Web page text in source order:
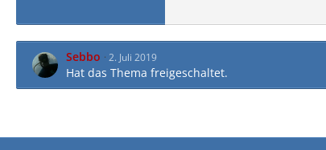
Sebbo 2. Juli 2019
Hat das Thema freigeschaltet.